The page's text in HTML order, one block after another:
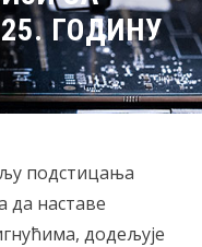
ГОДИНУ
подстицања
да наставе
додељује